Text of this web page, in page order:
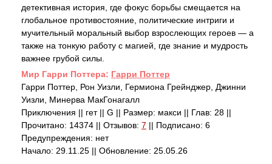
детективная история, где фокус борьбы смещается на
глобальное противостояние, политические интриги и
мучительный моральный выбор взрослеющих героев — а
также на тонкую работу с магией, где знание и мудрость
важнее грубой силы.
Mир Гарри Поттера: Гарри Поттер
Гарри Поттер, Рон Уизли, Гермиона Грейнджер, Джинни
Уизли, Минерва МакГонагалл
Приключения || гет || G || Размер: макси || Глав: 28 ||
Прочитано: 14374 || Отзывов: 7 || Подписано: 6
Предупреждения: нет
Начало: 29.11.25 || Обновление: 25.05.26